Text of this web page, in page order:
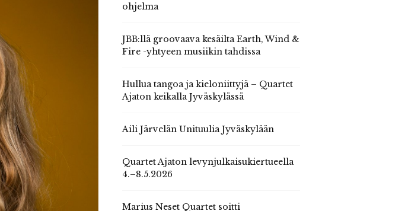
ohjelma
JBB:llä groovaava kesäilta Earth, Wind &
Fire -yhtyeen musiikin tahdissa
Hullua tangoa ja kieloniittyjä – Quartet
Ajaton keikalla Jyväskylässä
Aili Järvelän Unituulia Jyväskylään
Quartet Ajaton levynjulkaisukiertueella
4.–8.5.2026
Marius Neset Quartet soitti